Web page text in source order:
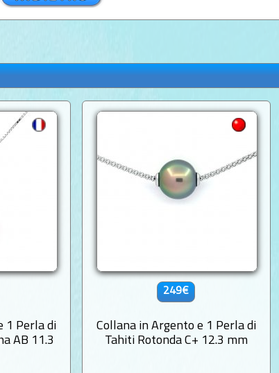
1 Perla di
AB 11.3
249€
Collana in Argento e 1 Perla di
Tahiti Rotonda C+ 12.3 mm